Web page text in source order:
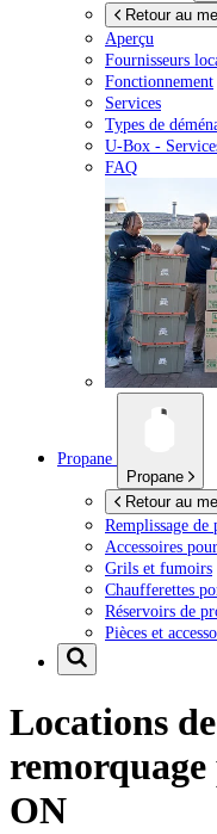
Retour au
Aperçu
Fournisseurs
Fonctionnement
Services
Types de
U-Box -
FAQ
Propane
Propane
Retour au
Remplissage de
Accessoires
Grils et fumoirs
Chaufferettes
Réservoirs de
Pièces et
Locations
remorquage
ON